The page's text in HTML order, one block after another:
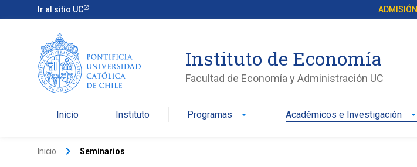
Ir al sitio UC ADMISIÓN
Instituto de Economía
Facultad de Economía y Administración UC
Inicio Instituto Programas arrow_drop_down Académicos e Investigación arrow_drop_down
Inicio keyboard_arrow_right Seminarios